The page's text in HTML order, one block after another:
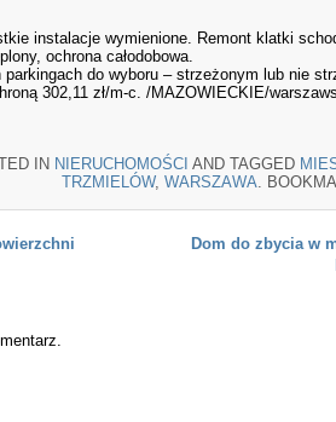
instalacje wymienione. Remont klatki
ochrona całodobowa.
do wyboru – strzeżonym lub nie
302,11 zł/m-c. /MAZOWIECKIE/
IN NIERUCHOMOŚCI AND TAGGED
TRZMIELÓW, WARSZAWA .
Dom do zbycia w